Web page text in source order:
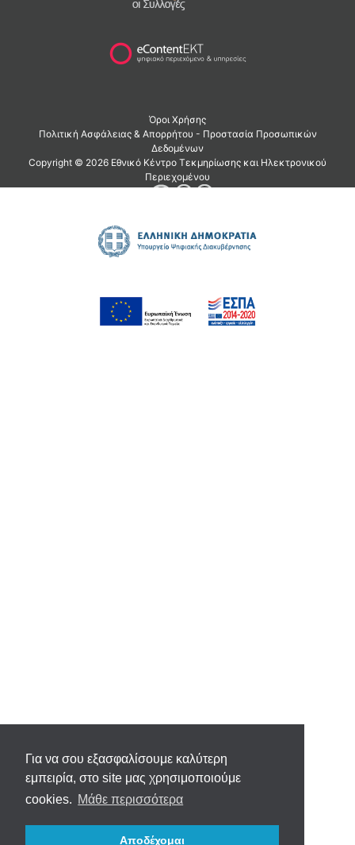
Για να σου εξασφαλίσουμε καλύτερη
εμπειρία, στο site μας χρησιμοποιούμε
cookies. Μάθε περισσότερα
Αποδέχομαι